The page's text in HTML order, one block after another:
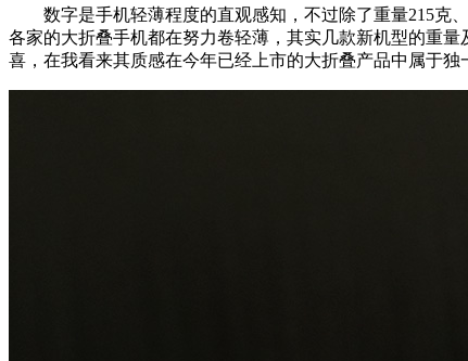
数字是手机轻薄程度的直观感知，不过除了重量215克、
各家的大折叠手机都在努力卷轻薄，其实几款新机型的重
喜，在我看来其质感在今年已经上市的大折叠产品中属于独